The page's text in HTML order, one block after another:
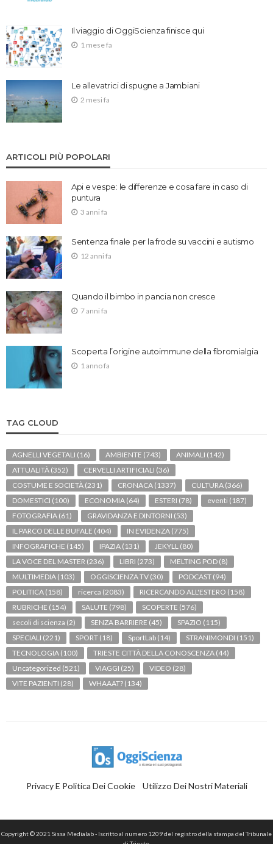
Il viaggio di OggiScienza finisce qui
1 mese fa
Le allevatrici di spugne a Jambiani
2 mesi fa
ARTICOLI PIÙ POPOLARI
Api e vespe: le differenze e cosa fare in caso di
puntura
3 anni fa
Sentenza finale per la frode su vaccini e autismo
12 anni fa
Quando il bimbo in pancia non cresce
7 anni fa
Scoperta l’origine autoimmune della fibromialgia
1 anno fa
TAG CLOUD
AGNELLI VEGETALI (16) AMBIENTE (743) ANIMALI (142)
ATTUALITÀ (352) CERVELLI ARTIFICIALI (36)
COSTUME E SOCIETÀ (231) CRONACA (1337) CULTURA (366)
DOMESTICI (100) ECONOMIA (64) ESTERI (78) eventi (187)
FOTOGRAFIA (61) GRAVIDANZA E DINTORNI (53)
IL PARCO DELLE BUFALE (404) IN EVIDENZA (775)
INFOGRAFICHE (145) IPAZIA (131) JEKYLL (80)
LA VOCE DEL MASTER (236) LIBRI (273) MELTING POD (8)
MULTIMEDIA (103) OGGISCIENZA TV (30) PODCAST (94)
POLITICA (158) ricerca (2083) RICERCANDO ALL'ESTERO (158)
RUBRICHE (154) SALUTE (798) SCOPERTE (576)
secoli di scienza (2) SENZA BARRIERE (45) SPAZIO (115)
SPECIALI (221) SPORT (18) SportLab (14) STRANIMONDI (151)
TECNOLOGIA (100) TRIESTE CITTÀ DELLA CONOSCENZA (44)
Uncategorized (521) VIAGGI (25) VIDEO (28)
VITE PAZIENTI (28) WHAAAT? (134)
Privacy E Politica Dei Cookie Utilizzo Dei Nostri Materiali
Copyright © 2021 Sissa Medialab - Iscritto al numero 1209 del registro della stampa del Tribunale